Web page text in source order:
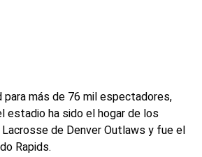
para más de 76 mil espectadores,
estadio ha sido el hogar de los
de Denver Outlaws y fue el
Rapids.